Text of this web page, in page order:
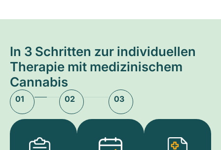
In 3 Schritten zur individuellen
Therapie mit medizinischem
Cannabis
01 02 03